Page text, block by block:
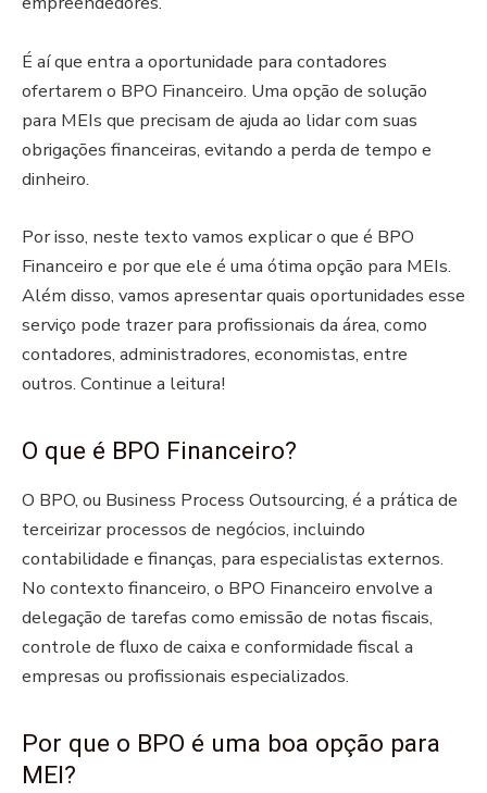
É aí que entra a oportunidade para contadores
ofertarem o BPO Financeiro. Uma opção de solução
para MEIs que precisam de ajuda ao lidar com suas
obrigações financeiras, evitando a perda de tempo e
dinheiro.
Por isso, neste texto vamos explicar o que é BPO
Financeiro e por que ele é uma ótima opção para MEIs.
Além disso, vamos apresentar quais oportunidades esse
serviço pode trazer para profissionais da área, como
contadores, administradores, economistas, entre
outros. Continue a leitura!
O que é BPO Financeiro?
O BPO, ou Business Process Outsourcing, é a prática de
terceirizar processos de negócios, incluindo
contabilidade e finanças, para especialistas externos.
No contexto financeiro, o BPO Financeiro envolve a
delegação de tarefas como emissão de notas fiscais,
controle de fluxo de caixa e conformidade fiscal a
empresas ou profissionais especializados.
Por que o BPO é uma boa opção para
MEI?